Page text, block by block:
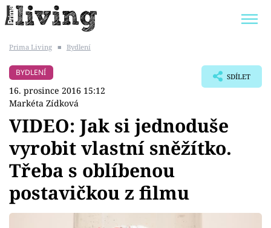
BYDLENÍ SLAVNÝCH
Témata
Bydlení
Zahrada
Prima Living ■ Bydlení
BYDLENÍ
16. prosince 2016 15:12
Markéta Zídková
SDÍLET
VIDEO: Jak si jednoduše
vyrobit vlastní sněžítko.
Třeba s oblíbenou
postavičkou z filmu